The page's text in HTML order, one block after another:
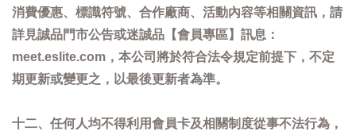
消費優惠、標識符號、合作廠商、活動內容等相關資訊，請
詳見誠品門市公告或迷誠品【會員專區】訊息：
meet.eslite.com，本公司將於符合法令規定前提下，不定
期更新或變更之，以最後更新者為準。
十二、任何人均不得利用會員卡及相關制度從事不法行為，